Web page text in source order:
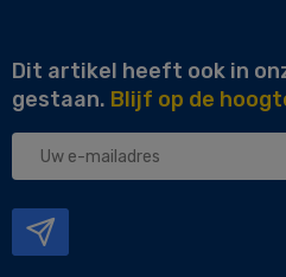
Dit artikel heeft ook in
gestaan. Blijf op de
Uw